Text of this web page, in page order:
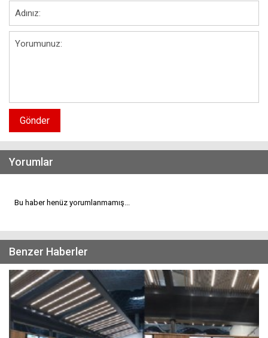
Gönder
Yorumlar
Bu haber henüz yorumlanmamış...
Benzer Haberler